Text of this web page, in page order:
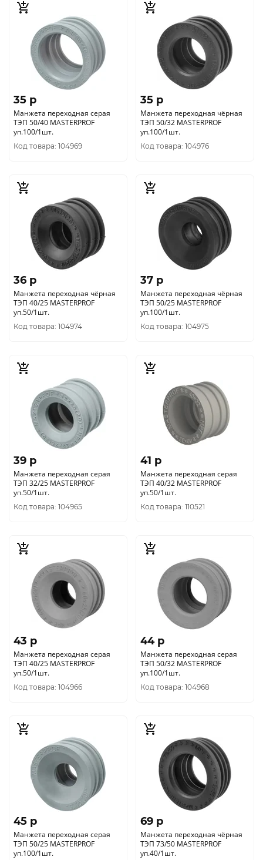
35 p
Манжета переходная серая
ТЭП 50/40 MASTERPROF
уп.100/1шт.
Код товара: 104969
35 p
Манжета переходная чёрная
ТЭП 50/32 MASTERPROF
уп.100/1шт.
Код товара: 104976
36 p
Манжета переходная чёрная
ТЭП 40/25 MASTERPROF
уп.50/1шт.
Код товара: 104974
37 p
Манжета переходная чёрная
ТЭП 50/25 MASTERPROF
уп.100/1шт.
Код товара: 104975
39 p
Манжета переходная серая
ТЭП 32/25 MASTERPROF
уп.50/1шт.
Код товара: 104965
41 p
Манжета переходная серая
ТЭП 40/32 MASTERPROF
уп.50/1шт.
Код товара: 110521
43 p
Манжета переходная серая
ТЭП 40/25 MASTERPROF
уп.50/1шт.
Код товара: 104966
44 p
Манжета переходная серая
ТЭП 50/32 MASTERPROF
уп.100/1шт.
Код товара: 104968
45 p
Манжета переходная серая
ТЭП 50/25 MASTERPROF
уп.100/1шт.
69 p
Манжета переходная чёрная
ТЭП 73/50 MASTERPROF
уп.40/1шт.